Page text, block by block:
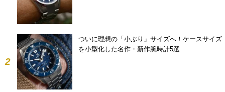
2
ついに理想の「小ぶり」サイズへ！ケースサイズ
を小型化した名作・新作腕時計5選